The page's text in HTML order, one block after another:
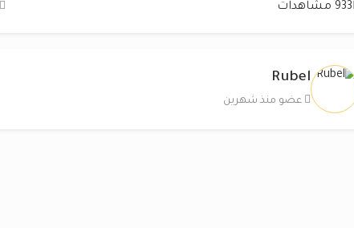
933 مشاهدات
Rubel
عضو منذ شهرين